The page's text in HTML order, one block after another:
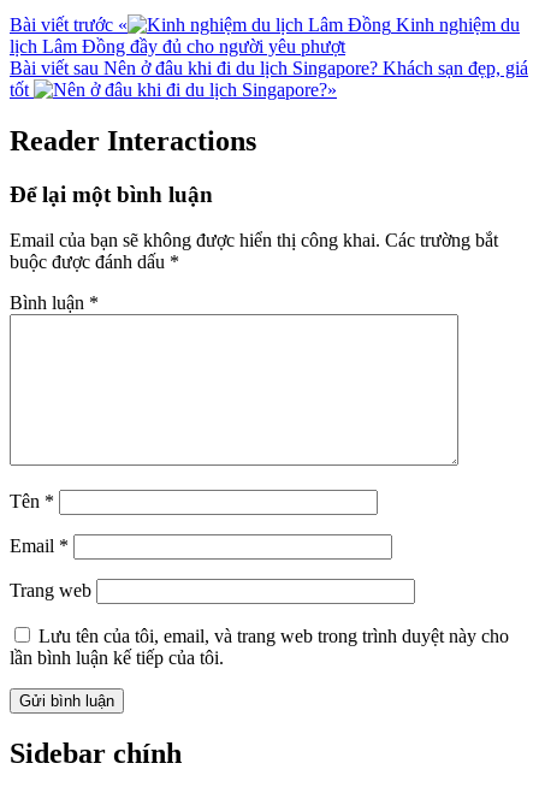
Bài viết trước «
Kinh nghiệm du
lịch Lâm Đồng đầy đủ cho người yêu phượt
Bài viết sau Nên ở đâu khi đi du lịch Singapore? Khách sạn đẹp, giá
tốt
»
Reader Interactions
Để lại một bình luận
Email của bạn sẽ không được hiển thị công khai. Các trường bắt
buộc được đánh dấu *
Bình luận *
Tên *
Email *
Trang web
Lưu tên của tôi, email, và trang web trong trình duyệt này cho
lần bình luận kế tiếp của tôi.
Sidebar chính